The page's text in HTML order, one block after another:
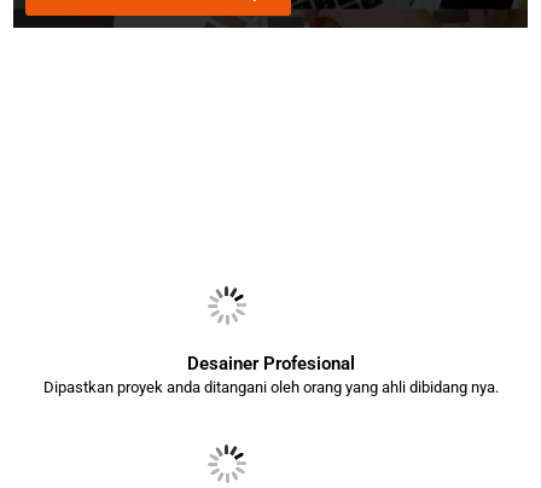
Desainer Profesional
Dipastkan proyek anda ditangani oleh orang yang ahli dibidang nya.